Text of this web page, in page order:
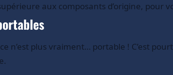
aux composants d’origine,
n’est plus vraiment… portable ! C’est